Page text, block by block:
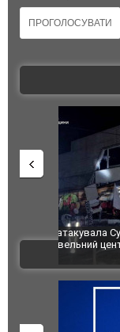
під час
Франції